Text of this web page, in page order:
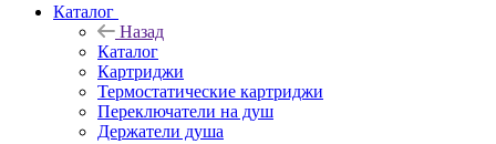
Каталог
Назад
Каталог
Картриджи
Термостатические картриджи
Переключатели на душ
Держатели душа